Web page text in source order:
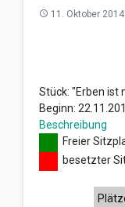
access_time 11. Oktober 2014
Stück: "Erben ist
Beginn:
Beschreibung
Freier
besetzter